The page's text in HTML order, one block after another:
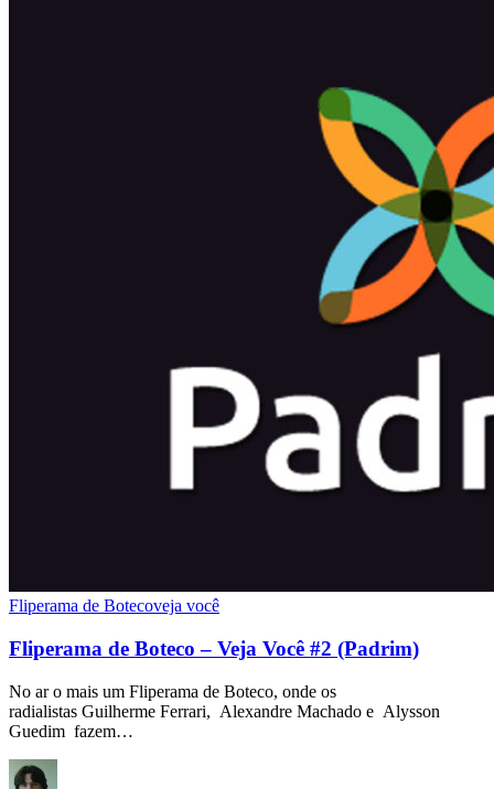
Fliperama de Botecoveja você
Fliperama de Boteco – Veja Você #2 (Padrim)
No ar o mais um Fliperama de Boteco, onde os
radialistas Guilherme Ferrari, Alexandre Machado e Alysson
Guedim fazem…